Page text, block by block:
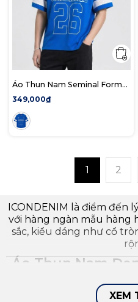
Áo Thun Nam Seminal Form
Boxy
349,000₫
1 2
ICONDENIM là điểm
với hàng ngàn mẫu hàng
sắc, kiểu dáng như cổ
Áo Thun Nam
Nắm bắt được xu hướng
XEM